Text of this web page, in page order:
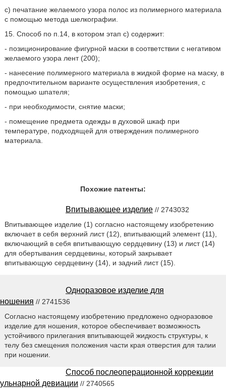
с) печатание желаемого узора полос из полимерного материала
с помощью метода шелкографии.
15. Способ по п.14, в котором этап с) содержит:
- позиционирование фигурной маски в соответствии с негативом
желаемого узора лент (200);
- нанесение полимерного материала в жидкой форме на маску, в
предпочтительном варианте осуществления изобретения, с
помощью шпателя;
- при необходимости, снятие маски;
- помещение предмета одежды в духовой шкаф при
температуре, подходящей для отверждения полимерного
материала.
Похожие патенты:
Впитывающее изделие // 2743032
Впитывающее изделие (1) согласно настоящему изобретению
включает в себя верхний лист (12), впитывающий элемент (11),
включающий в себя впитывающую сердцевину (13) и лист (14)
для обертывания сердцевины, который закрывает
впитывающую сердцевину (14), и задний лист (15).
Одноразовое изделие для
ношения // 2741536
Согласно настоящему изобретению предложено одноразовое
изделие для ношения, которое обеспечивает возможность
устойчивого прилегания впитывающей жидкость структуры, к
телу без смещения положения части края отверстия для талии
при ношении.
Способ послеоперационной коррекции
ульнарной девиации // 2740565